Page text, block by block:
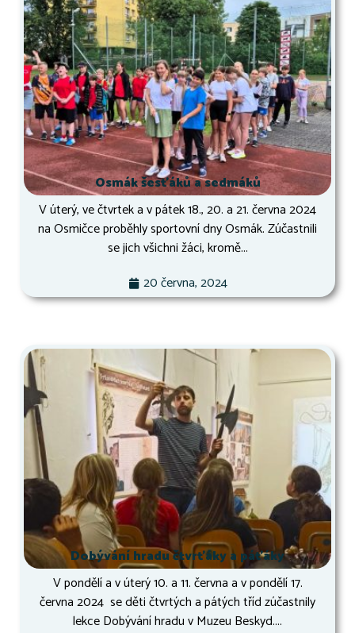
Osmák šesťáků a sedmáků
V úterý, ve čtvrtek a v pátek 18., 20. a 21. června 2024
na Osmičce proběhly sportovní dny Osmák. Zúčastnili
se jich všichni žáci, kromě...
20 června, 2024
Dobývání hradu čtvrťáky a páťáky
V pondělí a v úterý 10. a 11. června a v pondělí 17.
června 2024 se děti čtvrtých a pátých tříd zúčastnily
lekce Dobývání hradu v Muzeu Beskyd....